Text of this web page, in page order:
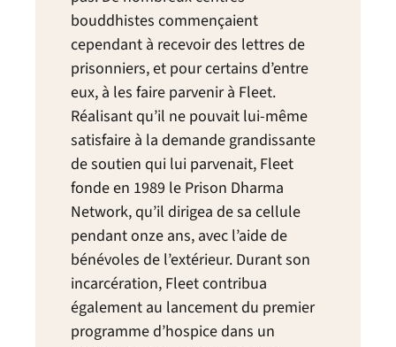
bouddhistes commençaient
cependant à recevoir des lettres de
prisonniers, et pour certains d’entre
eux, à les faire parvenir à Fleet.
Réalisant qu’il ne pouvait lui-même
satisfaire à la demande grandissante
de soutien qui lui parvenait, Fleet
fonde en 1989 le Prison Dharma
Network, qu’il dirigea de sa cellule
pendant onze ans, avec l’aide de
bénévoles de l’extérieur. Durant son
incarcération, Fleet contribua
également au lancement du premier
programme d’hospice dans un